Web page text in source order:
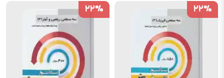
22%
22%
22%
22%